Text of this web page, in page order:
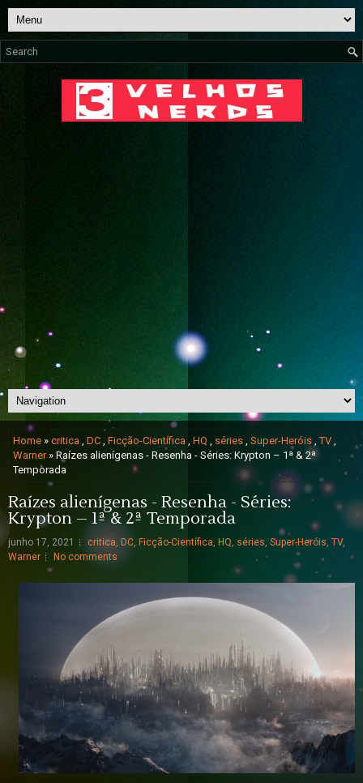
Home » critica , DC , Ficção-Científica , HQ , séries , Super-Heróis ,TV ,
Warner» Raízes alienígenas - Resenha - Séries: Krypton – 1ª & 2ª
Temporada
Raízes alienígenas - Resenha - Séries:
Krypton – 1ª & 2ª Temporada
junho 17, 2021 critica, DC, Ficção-Científica, HQ, séries, Super-Heróis, TV,
Warner
No comments